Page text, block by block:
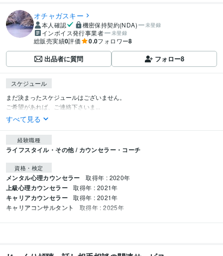
オチャガスキー
本人確認 機密保持契約(NDA) 未登録
インボイス発行事業者 未登録
総販売実績0評価 0.0フォロワー8
出品者に質問 フォロー8
スケジュール
まだ決まったスケジュールはございません。
ご希望があれば、ご連絡下さいま...
すべて見る
経験職種
ライフスタイル・その他 / カウンセラー・コーチ
資格・検定
メンタル心理カウンセラー 取得年 : 2020年
上級心理カウンセラー 取得年 : 2021年
キャリアカウンセラー 取得年 : 2021年
キャリアコンサルタント 取得年 : 2025年